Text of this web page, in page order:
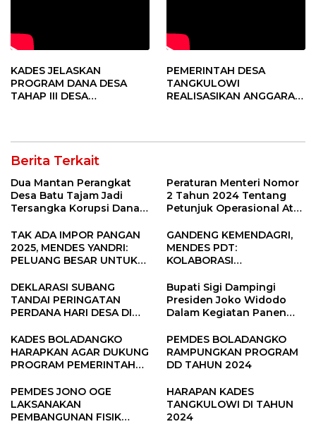
KADES JELASKAN
PROGRAM DANA DESA
TAHAP III DESA
PEMERINTAH DESA
TANGKULOWI
REALISASIKAN ANGGARAN
Berita Terkait
Dua Mantan Perangkat
Desa Batu Tajam Jadi
Tersangka Korupsi Dana
Peraturan Menteri Nomor
2 Tahun 2024 Tentang
Petunjuk Operasional Atas
Desa Tahun 2025
TAK ADA IMPOR PANGAN
2025, MENDES YANDRI:
PELUANG BESAR UNTUK
GANDENG KEMENDAGRI,
MENDES PDT:
KOLABORASI
PEMBANGUNAN DESA
DEKLARASI SUBANG
TANDAI PERINGATAN
PERDANA HARI DESA DI
Bupati Sigi Dampingi
Presiden Joko Widodo
Dalam Kegiatan Panen
Pandere
KADES BOLADANGKO
HARAPKAN AGAR DUKUNG
PROGRAM PEMERINTAH
PEMDES BOLADANGKO
RAMPUNGKAN PROGRAM
DD TAHUN 2024
PEMDES JONO OGE
LAKSANAKAN
PEMBANGUNAN FISIK
HARAPAN KADES
TANGKULOWI DI TAHUN
2024